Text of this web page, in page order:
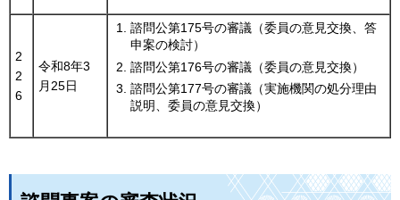
2
2
6
令和8年3
月25日
諮問公第175号の審議（委員の意見交換、答
申案の検討）
諮問公第176号の審議（委員の意見交換）
諮問公第177号の審議（実施機関の処分理由
説明、委員の意見交換）